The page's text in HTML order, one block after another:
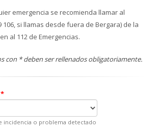
emergencia se recomienda llamar al
106, si llamas desde fuera de Bergara) de la
al 112 de Emergencias.
con * deben ser rellenados obligatoriamente.
*
incidencia o problema detectado